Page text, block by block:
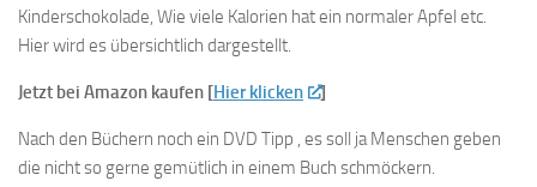
Kinderschokolade, Wie viele Kalorien hat ein normaler Apfel etc.
Hier wird es übersichtlich dargestellt.
Jetzt bei Amazon kaufen [Hier klicken ]
Nach den Büchern noch ein DVD Tipp , es soll ja Menschen geben
die nicht so gerne gemütlich in einem Buch schmöckern.